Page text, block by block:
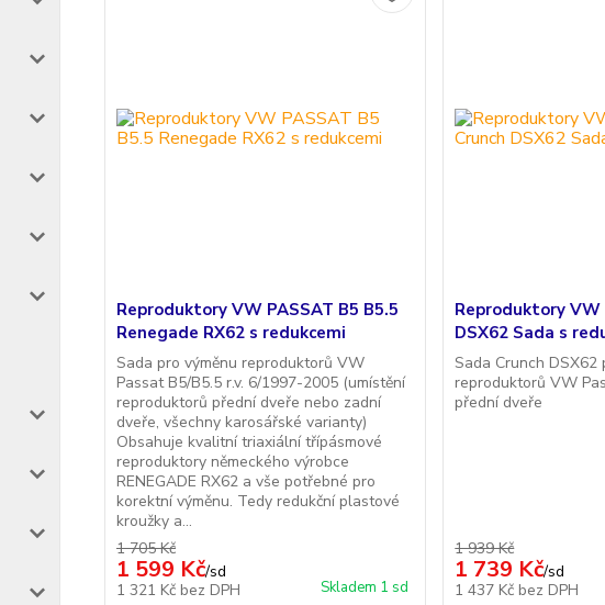
Reproduktory VW PASSAT B5 B5.5
Renegade RX62 s redukcemi
Sada pro výměnu reproduktorů VW
Passat B5/B5.5 r.v. 6/1997-2005 (umístění
reproduktorů přední dveře nebo zadní
dveře, všechny karosářské varianty)
Obsahuje kvalitní triaxiální třípásmové
reproduktory německého výrobce
RENEGADE RX62 a vše potřebné pro
korektní výměnu. Tedy redukční plastové
kroužky a...
1 705 Kč
1 599 Kč/sd
1 321 Kč bez DPH Skladem 1 sd
Reproduktory VW
DSX62 Sada s
Sada Crunch DSX62
reproduktorů VW
přední dveře
1 939 Kč
1 739 Kč/sd
1 437 Kč bez DPH